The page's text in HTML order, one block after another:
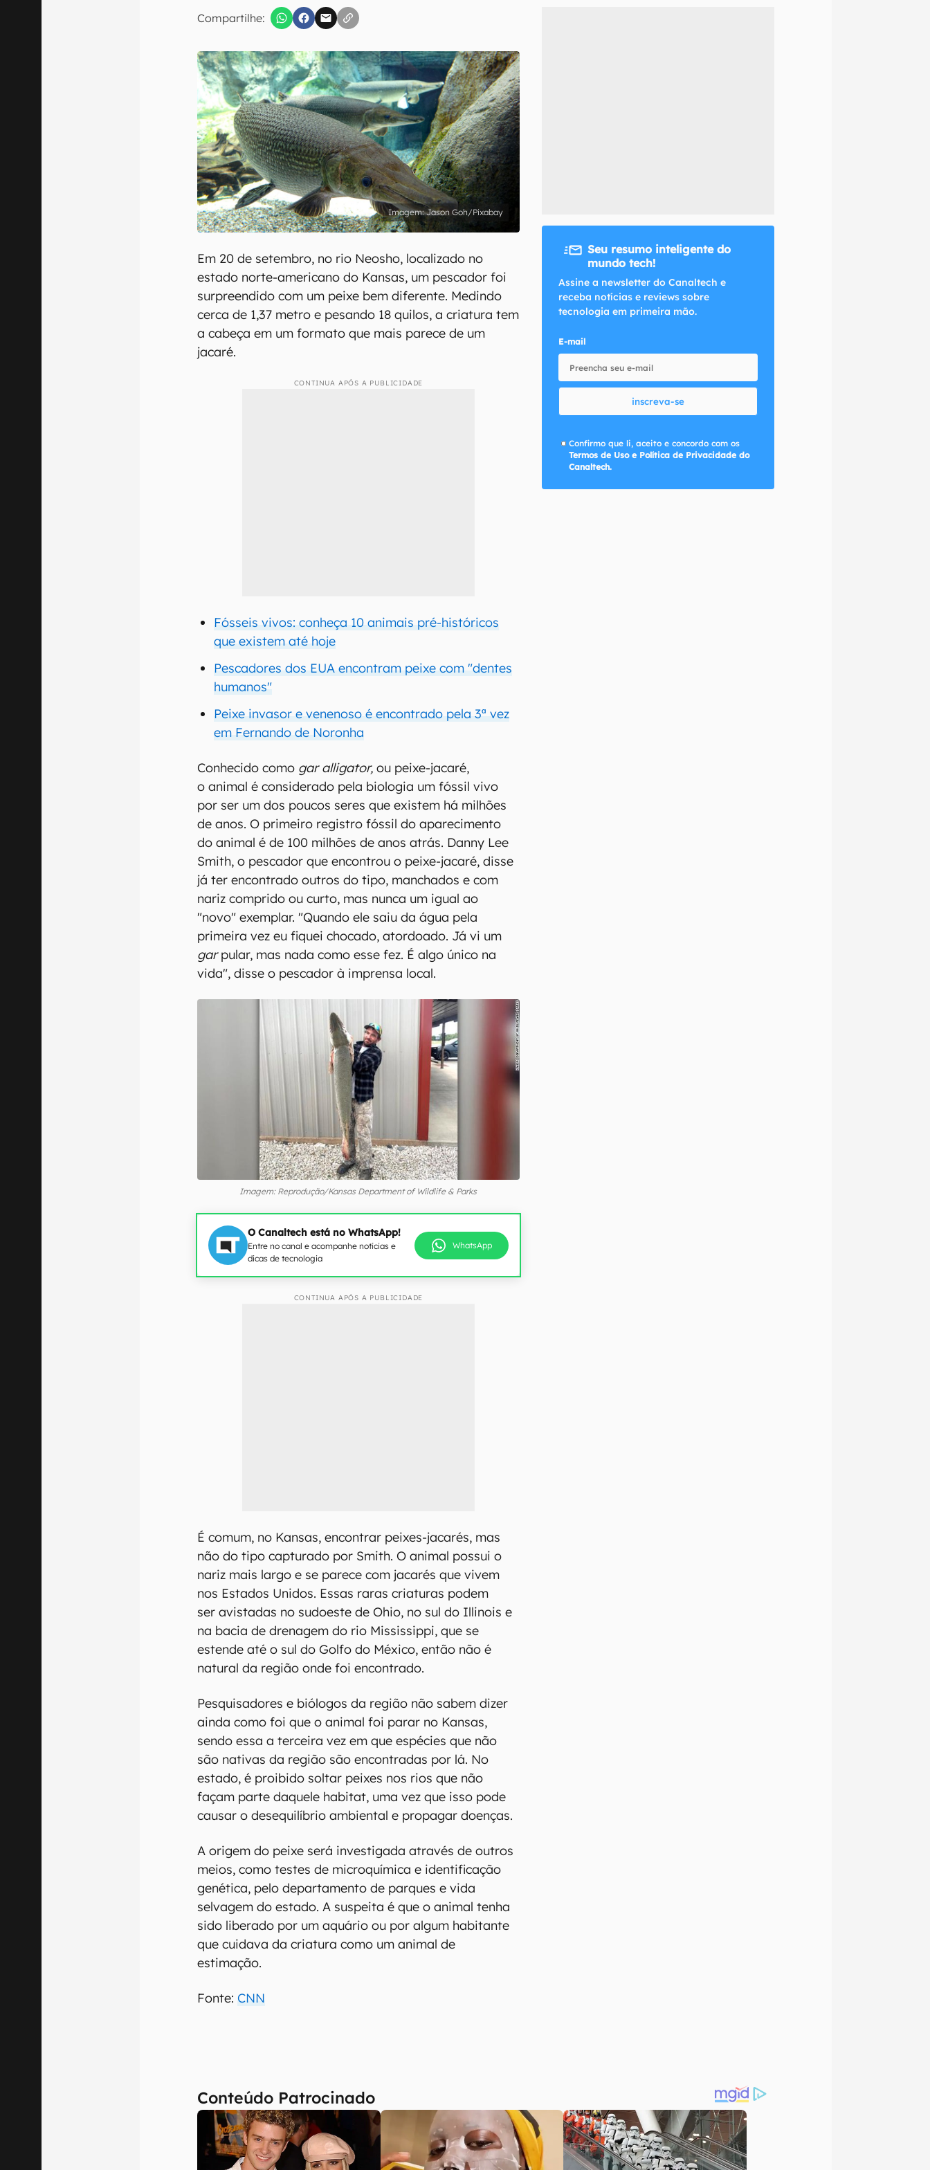
Compartilhe:
inscreva-se
Confirmo que li, aceito e concordo com os Termos de Uso e Política de Privacidade do Canaltech.
Jason Goh/Pixabay
Em 20 de setembro, no rio Neosho, localizado no
estado norte-americano do Kansas, um pescador foi
surpreendido com um peixe bem diferente. Medindo
cerca de 1,37 metro e pesando 18 quilos, a criatura tem
a cabeça em um formato que mais parece de um
jacaré.
CONTINUA APÓS A PUBLICIDADE
Fósseis vivos: conheça 10 animais pré-históricos
que existem até hoje
Pescadores dos EUA encontram peixe com "dentes
humanos"
Peixe invasor e venenoso é encontrado pela 3ª vez
em Fernando de Noronha
Conhecido como gar alligator, ou peixe-jacaré,
o animal é considerado pela biologia um fóssil vivo
por ser um dos poucos seres que existem há milhões
de anos. O primeiro registro fóssil do aparecimento
do animal é de 100 milhões de anos atrás. Danny Lee
Smith, o pescador que encontrou o peixe-jacaré, disse
já ter encontrado outros do tipo, manchados e com
nariz comprido ou curto, mas nunca um igual ao
"novo" exemplar. "Quando ele saiu da água pela
primeira vez eu fiquei chocado, atordoado. Já vi um
garpular, mas nada como esse fez. É algo único na
vida", disse o pescador à imprensa local.
Imagem: Reprodução/Kansas Department of Wildlife & Parks
O Canaltech está no WhatsApp!
Entre no canal e acompanhe notícias e
dicas de tecnologia
WhatsApp
CONTINUA APÓS A PUBLICIDADE
É comum, no Kansas, encontrar peixes-jacarés, mas
não do tipo capturado por Smith. O animal possui o
nariz mais largo e se parece com jacarés que vivem
nos Estados Unidos. Essas raras criaturas podem
ser avistadas no sudoeste de Ohio, no sul do Illinois e
na bacia de drenagem do rio Mississippi, que se
estende até o sul do Golfo do México, então não é
natural da região onde foi encontrado.
Pesquisadores e biólogos da região não sabem dizer
ainda como foi que o animal foi parar no Kansas,
sendo essa a terceira vez em que espécies que não
são nativas da região são encontradas por lá. No
estado, é proibido soltar peixes nos rios que não
façam parte daquele habitat, uma vez que isso pode
causar o desequilíbrio ambiental e propagar doenças.
A origem do peixe será investigada através de outros
meios, como testes de microquímica e identificação
genética, pelo departamento de parques e vida
selvagem do estado. A suspeita é que o animal tenha
sido liberado por um aquário ou por algum habitante
que cuidava da criatura como um animal de
estimação.
Fonte:CNN
Seu resumo inteligente do
mundo tech!
Assine a newsletter do Canaltech e
receba notícias e reviews sobre
tecnologia em primeira mão.
E-mail
inscreva-se
Confirmo que li, aceito e concordo com os
Termos de Uso e Política de Privacidade do
Canaltech.